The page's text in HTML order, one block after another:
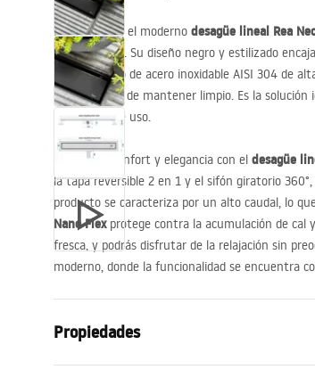
Presentamos el moderno desagüe lineal Rea
funcionalidad. Su diseño negro y estilizado
Gracias al uso de acero inoxidable AISI 304 de
también fácil de mantener limpio. Es la
comodidad de uso.
Asegúrate confort y elegancia con el desagüe
la tapa reversible 2 en 1 y el sifón giratorio
producto se caracteriza por un alto caudal, lo
Nano Flexprotege contra la acumulación de cal
fresca, y podrás disfrutar de la relajación sin
moderno, donde la funcionalidad se encuentra
Propiedades